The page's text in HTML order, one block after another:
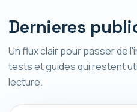
Dernieres
Un flux clair pour passer de
tests et guides qui restent
lecture.